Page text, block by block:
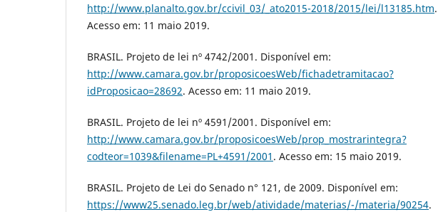
http://www.planalto.gov.br/ccivil_03/_ato2015-2018/2015/lei/l13185.htm.
Acesso em: 11 maio 2019.
BRASIL. Projeto de lei nº 4742/2001. Disponível em:
http://www.camara.gov.br/proposicoesWeb/fichadetramitacao?
idProposicao=28692. Acesso em: 11 maio 2019.
BRASIL. Projeto de lei nº 4591/2001. Disponível em:
http://www.camara.gov.br/proposicoesWeb/prop_mostrarintegra?
codteor=1039&filename=PL+4591/2001 . Acesso em: 15 maio 2019.
BRASIL. Projeto de Lei do Senado n° 121, de 2009. Disponível em:
https://www25.senado.leg.br/web/atividade/materias/-/materia/90254.